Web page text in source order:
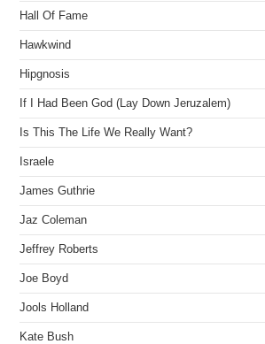
Hall Of Fame
Hawkwind
Hipgnosis
If I Had Been God (Lay Down Jeruzalem)
Is This The Life We Really Want?
Israele
James Guthrie
Jaz Coleman
Jeffrey Roberts
Joe Boyd
Jools Holland
Kate Bush